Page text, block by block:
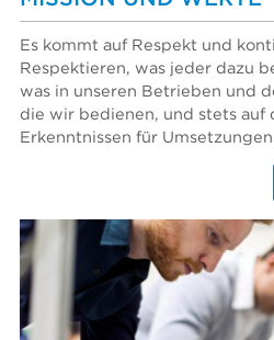
Es kommt auf Respekt und
Respektieren, was jeder dazu
was in unseren Betrieben und
die wir bedienen, und stets auf
Erkenntnissen für Umsetzungen